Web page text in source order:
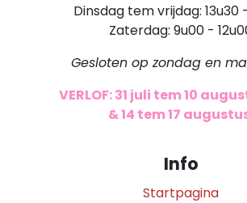
Dinsdag tem vrijdag: 13u30
Zaterdag: 9u00 -
Gesloten op zondag en
VERLOF: 31 juli tem 10
& 14 tem 17
Info
Startpagina